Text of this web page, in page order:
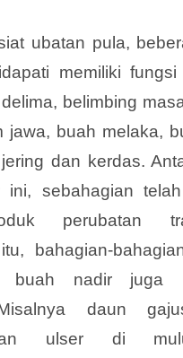
ubatan pula,
memiliki fungsi
belimbing
jawa, buah melaka,
dan kerdas.
ini, sebahagian
perubatan
bahagian-
buah nadir juga
daun
ulser di